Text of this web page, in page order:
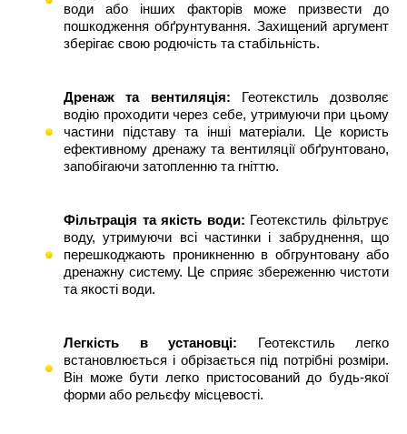
води або інших факторів може призвести до
пошкодження обґрунтування. Захищений аргумент
зберігає свою родючість та стабільність.
Дренаж та вентиляція: Геотекстиль дозволяє
водію проходити через себе, утримуючи при цьому
частини підставу та інші матеріали. Це користь
ефективному дренажу та вентиляції обґрунтовано,
запобігаючи затопленню та гніттю.
Фільтрація та якість води: Геотекстиль фільтрує
воду, утримуючи всі частинки і забруднення, що
перешкоджають проникненню в обгрунтовану або
дренажну систему. Це сприяє збереженню чистоти
та якості води.
Легкість в установці: Геотекстиль легко
встановлюється і обрізається під потрібні розміри.
Він може бути легко пристосований до будь-якої
форми або рельєфу місцевості.